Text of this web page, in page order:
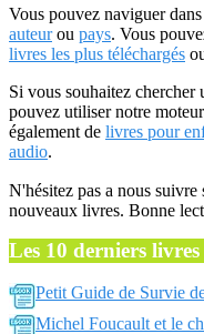
Vous pouvez naviguer
auteurou pays. Vous
livres les plus téléchargés
Si vous souhaitez
pouvez utiliser notre
également de livres pour
audio.
N'hésitez pas a nous suivre
nouveaux livres. Bonne
Les 10 derniers
Petit Guide de Survie
Michel Foucault et le